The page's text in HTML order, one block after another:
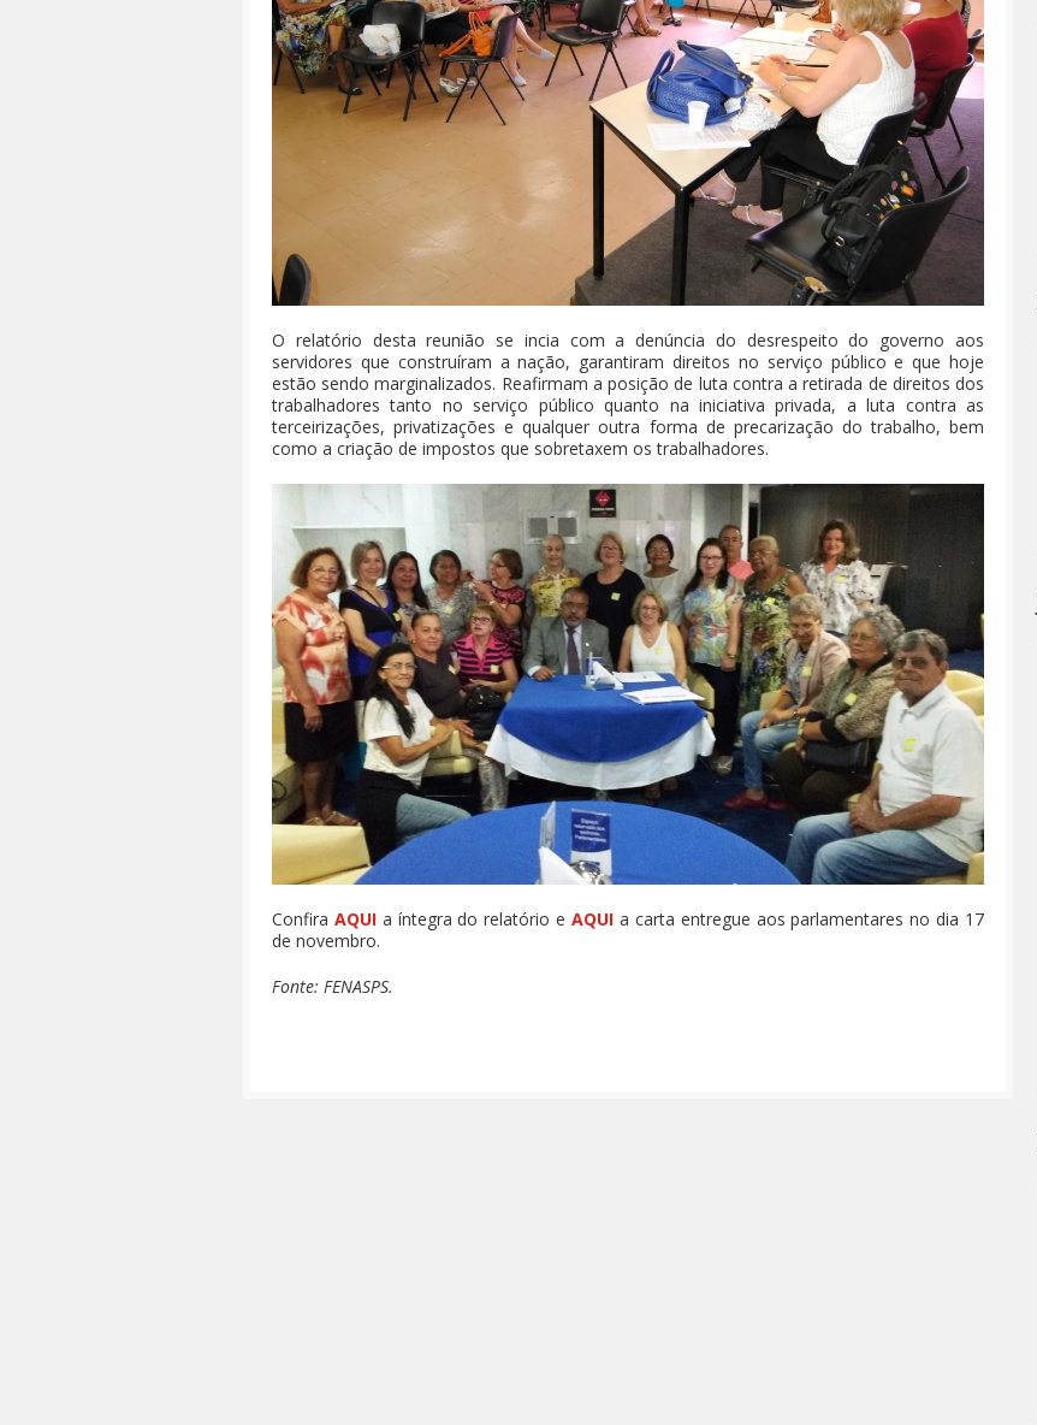
O relatório desta reunião se incia com a denúncia do desrespeito do governo aos
servidores que construíram a nação, garantiram direitos no serviço público e que hoje
estão sendo marginalizados. Reafirmam a posição de luta contra a retirada de direitos dos
trabalhadores tanto no serviço público quanto na iniciativa privada, a luta contra as
terceirizações, privatizações e qualquer outra forma de precarização do trabalho, bem
como a criação de impostos que sobretaxem os trabalhadores.
Confira AQUIa íntegra do relatório eAQUI a carta entregue aos parlamentares no dia 17
de novembro.
Fonte: FENASPS.